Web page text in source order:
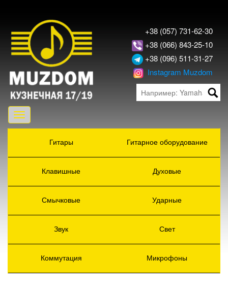
+38 (057) 731-62-30
+38 (066) 843-25-10
+38 (096) 511-31-27
Instagram Muzdom
Toggle
navigation
Гитары
Гитарное оборудование
Клавишные Духовые
Смычковые Ударные
Звук Свет
Коммутация Микрофоны